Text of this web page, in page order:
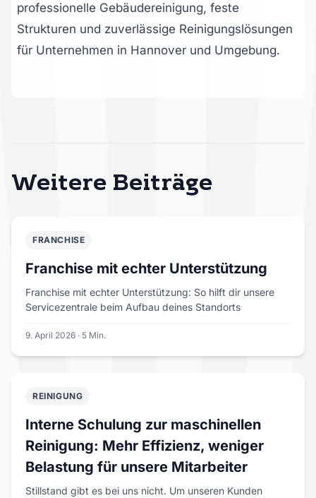
professionelle Gebäudereinigung, feste
Strukturen und zuverlässige Reinigungslösungen
für Unternehmen in Hannover und Umgebung.
Weitere Beiträge
FRANCHISE
Franchise mit echter Unterstützung
Franchise mit echter Unterstützung: So hilft dir unsere
Servicezentrale beim Aufbau deines Standorts
9. April 2026 · 5 Min.
REINIGUNG
Interne Schulung zur maschinellen
Reinigung: Mehr Effizienz, weniger
Belastung für unsere Mitarbeiter
Stillstand gibt es bei uns nicht. Um unseren Kunden